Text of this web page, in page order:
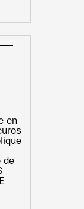
en
de